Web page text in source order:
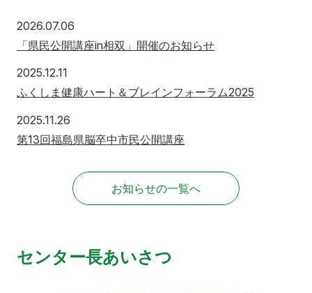
2026.07.06
「県民公開講座in相双」開催のお知らせ
2025.12.11
ふくしま健康ハート＆ブレインフォーラム2025
2025.11.26
第13回福島県脳卒中市民公開講座
お知らせの一覧へ
センター長あいさつ